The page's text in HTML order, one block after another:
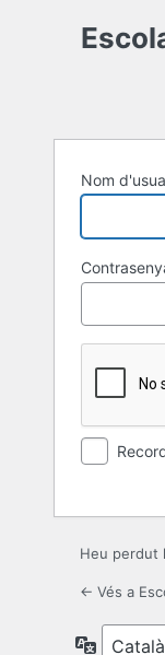
Nom
Heu perdut
← Vés a
Idioma